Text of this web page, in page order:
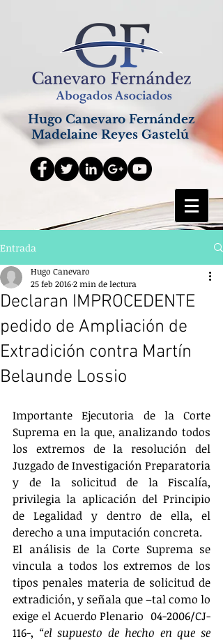
Hugo Canevaro Fernández
Madelaine Reyes Gastelú
Entrada
Declaran IMPROCEDENTE
pedido de Ampliación de
Extradición contra Martín
Belaunde Lossio
Hugo Canevaro
25 feb 20162 min de lectura
Importante Ejecutoria de la Corte
Suprema en la que, analizando todos
los extremos de la resolución del
Juzgado de Investigación Preparatoria
y de la solicitud de la Fiscalía,
privilegia la aplicación del Principio
de Legalidad y dentro de ella, el
derecho a una imputación concreta.
El análisis de la Corte Suprema se
vincula a todos los extremos de los
tipos penales materia de solicitud de
extradición, y señala que –tal como lo
exige el Acuerdo Plenario  04-2006/CJ-
116-, “el supuesto de hecho en que se